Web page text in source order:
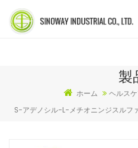
製
ホーム
ヘルス
S-アデノシル-L-メチオニンジスル